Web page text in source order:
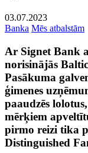
03.07.2023
Banka Mēs atbalstām
Ar Signet Bank
norisinājās
Pasākuma
ģimenes
paaudzēs
mērķiem
pirmo reizi tika
Distinguished